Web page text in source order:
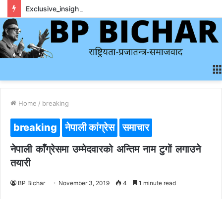
Home / breaking
breaking नेपाली कांग्रेस समाचार
नेपाली काँग्रेसमा उम्मेदवारको अन्तिम नाम टुगों लगाउने
तयारी
BP Bichar November 3, 2019 4 1 minute read